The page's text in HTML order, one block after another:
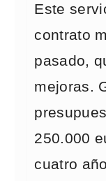
Este
contrato
pasado,
mejoras.
250.000
cuatro